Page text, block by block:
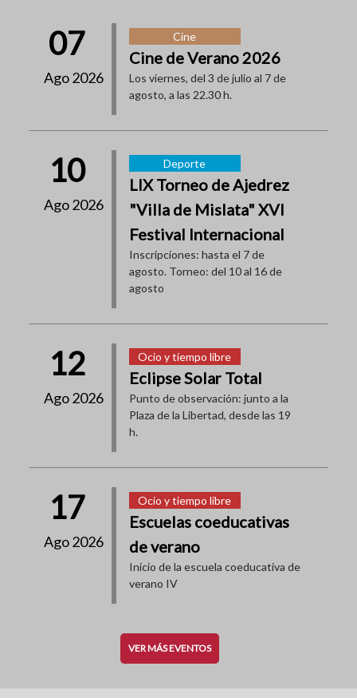
07
Ago 2026
Cine
Cine de Verano 2026
Los viernes, del 3 de julio al 7 de
agosto, a las 22.30 h.
10
Ago 2026
Deporte
LIX Torneo de Ajedrez
"Villa de Mislata" XVI
Festival Internacional
Inscripciones: hasta el 7 de
agosto. Torneo: del 10 al 16 de
agosto
12
Ago 2026
Ocio y tiempo libre
Eclipse Solar Total
Punto de observación: junto a la
Plaza de la Libertad, desde las 19
h.
17
Ago 2026
Ocio y tiempo libre
Escuelas coeducativas
de verano
Inicio de la escuela coeducativa de
verano IV
VER MÁS EVENTOS